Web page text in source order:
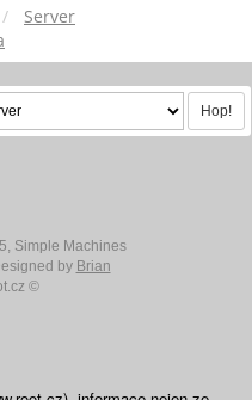
Server
, Simple Machines
by Brian
©